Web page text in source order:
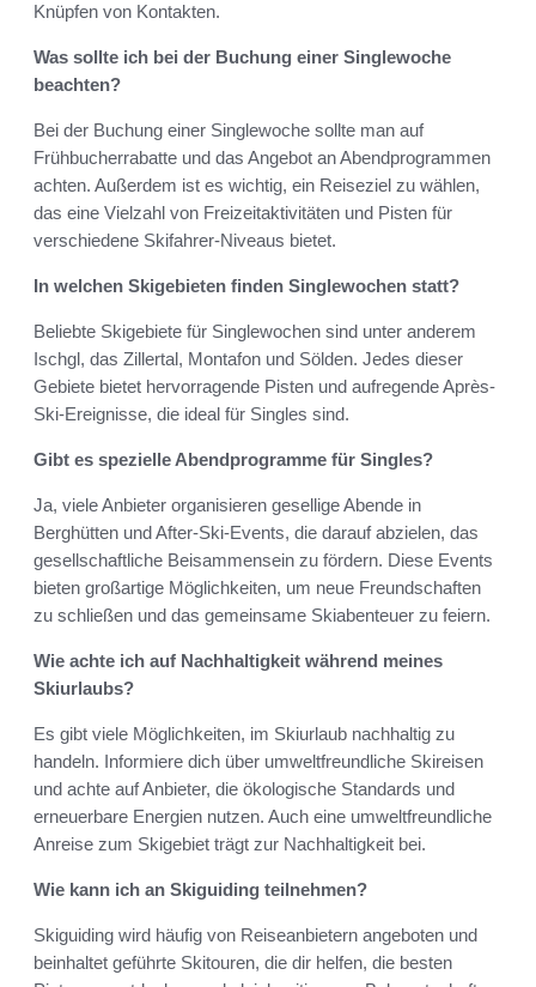
Knüpfen von Kontakten.
Was sollte ich bei der Buchung einer Singlewoche
beachten?
Bei der Buchung einer Singlewoche sollte man auf
Frühbucherrabatte und das Angebot an Abendprogrammen
achten. Außerdem ist es wichtig, ein Reiseziel zu wählen,
das eine Vielzahl von Freizeitaktivitäten und Pisten für
verschiedene Skifahrer-Niveaus bietet.
In welchen Skigebieten finden Singlewochen statt?
Beliebte Skigebiete für Singlewochen sind unter anderem
Ischgl, das Zillertal, Montafon und Sölden. Jedes dieser
Gebiete bietet hervorragende Pisten und aufregende Après-
Ski-Ereignisse, die ideal für Singles sind.
Gibt es spezielle Abendprogramme für Singles?
Ja, viele Anbieter organisieren gesellige Abende in
Berghütten und After-Ski-Events, die darauf abzielen, das
gesellschaftliche Beisammensein zu fördern. Diese Events
bieten großartige Möglichkeiten, um neue Freundschaften
zu schließen und das gemeinsame Skiabenteuer zu feiern.
Wie achte ich auf Nachhaltigkeit während meines
Skiurlaubs?
Es gibt viele Möglichkeiten, im Skiurlaub nachhaltig zu
handeln. Informiere dich über umweltfreundliche Skireisen
und achte auf Anbieter, die ökologische Standards und
erneuerbare Energien nutzen. Auch eine umweltfreundliche
Anreise zum Skigebiet trägt zur Nachhaltigkeit bei.
Wie kann ich an Skiguiding teilnehmen?
Skiguiding wird häufig von Reiseanbietern angeboten und
beinhaltet geführte Skitouren, die dir helfen, die besten